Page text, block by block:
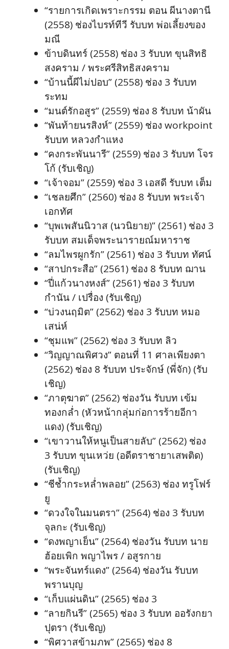
“รายการเกิดเพราะกรรม ตอน ผีนางตานี
(2558) ช่องไบรท์ทีวี รับบท พ่อเลี้ยงของ
มณี
ข้าบดินทร์ (2558) ช่อง 3 รับบท ขุนสิทธิ
สงคราม / พระศรีสิทธิสงคราม
“บ้านนี้ผีไม่ปอบ” (2558) ช่อง 3 รับบท
ระทม
“มนต์รักอสูร” (2559) ช่อง 8 รับบท น้าผัน
“พันท้ายนรสิงห์” (2559) ช่อง workpoint
รับบท หลวงกำแหง
“คงกระพันนารี” (2559) ช่อง 3 รับบท โจร
โก้ (รับเชิญ)
“เจ้าจอม” (2559) ช่อง 3 เอสดี รับบท เต็ม
“เชลยศึก” (2560) ช่อง 8 รับบท พระเจ้า
เอกทัศ
“บุพเพสันนิวาส (นวนิยาย)” (2561) ช่อง 3
รับบท สมเด็จพระนารายณ์มหาราช
“ลมไพรผูกรัก” (2561) ช่อง 3 รับบท ทัศน์
“สาปกระสือ” (2561) ช่อง 8 รับบท ฌาน
“ปี่แก้วนางหงส์” (2561) ช่อง 3 รับบท
กำนัน / เปรื่อง (รับเชิญ)
“บ่วงนฤมิต” (2562) ช่อง 3 รับบท หมอ
เสน่ห์
“ชุมแพ” (2562) ช่อง 3 รับบท ลิว
“วิญญาณพิศวง” ตอนที่ 11 ศาลเพียงตา
(2562) ช่อง 8 รับบท ประจักษ์ (พี่จัก) (รับ
เชิญ)
“ภาตุฆาต” (2562) ช่องวัน รับบท เข้ม
ทองกล่ำ (หัวหน้ากลุ่มก่อการร้ายอีกา
แดง) (รับเชิญ)
“เขาวานให้หนูเป็นสายลับ” (2562) ช่อง
3 รับบท ขุนเหว่ย (อดีตราชายาเสพติด)
(รับเชิญ)
“ชีช้ำกระหล่ำพลอย” (2563) ช่อง ทรูโฟร์
ยู
“ดวงใจในมนตรา” (2564) ช่อง 3 รับบท
จุลกะ (รับเชิญ)
“ดงพญาเย็น” (2564) ช่องวัน รับบท นาย
ฮ้อยเพิก พญาไพร / อสูรกาย
“พระจันทร์แดง” (2564) ช่องวัน รับบท
พรานบุญ
“เก็บแผ่นดิน” (2565) ช่อง 3
“ลายกินรี” (2565) ช่อง 3 รับบท ออรังกยา
ปุตรา (รับเชิญ)
“พิศวาสข้ามภพ” (2565) ช่อง 8